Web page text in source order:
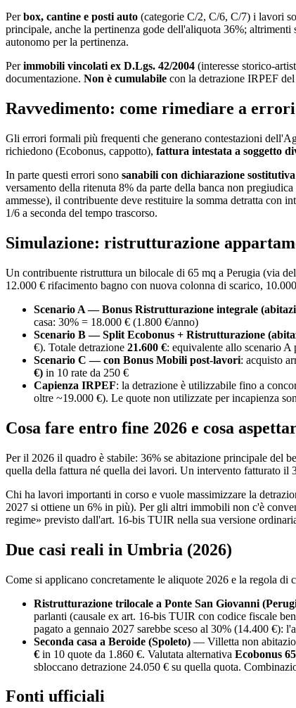
Perbox, cantine e posti auto (categorie C/2, C/6, C/7) i lavori
principale, anche la pertinenza gode dell'aliquota 36%;
autonomo per la pertinenza.
Perimmobili vincolati ex D.Lgs. 42/2004 (interesse storico-
documentazione. Non è cumulabile con la detrazione IRPEF
Ravvedimento: come rimediare a
Gli errori formali più frequenti che generano contestazioni
richiedono (Ecobonus, cappotto), fattura intestata a soggetto
In parte questi errori sono sanabili con dichiarazione sostitutiva
versamento della ritenuta 8% da parte della banca non
ammesse), il contribuente deve restituire la somma detratta con
1/6 a seconda del tempo trascorso.
Simulazione: ristrutturazione
Un contribuente ristruttura un bilocale di 65 mq a Perugia (via
12.000 € rifacimento bagno con nuova colonna di scarico,
Scenario A — Bonus Ristrutturazione integrale
casa: 30% = 18.000 € (1.800 €/anno)
Scenario B — Split Ecobonus + Ristrutturazione
€). Totale detrazione 21.600 €: equivalente allo scenario
Scenario C — con Bonus Mobili post-lavori: acquisto
€) in 10 rate da 250 €
Capienza IRPEF: la detrazione è utilizzabile fino a
oltre ~19.000 €). Le quote non utilizzate per incapienza
Cosa fare entro fine 2026 e cosa
Per il 2026 il quadro è stabile: 36% se abitazione principale
quella della fattura né quella dei lavori. Un intervento fatturato il
Chi ha lavori importanti in corso e vuole massimizzare la
2027 si ottiene un 6% in più). Per gli altri immobili non c'è
regime» previsto dall'art. 16-bis TUIR nella sua versione
Due casi reali in Umbria (2026)
Come si applicano concretamente le aliquote 2026 e la regola
Ristrutturazione trilocale a Ponte San Giovanni
parlanti (causale ex art. 16-bis TUIR con codice fiscale
pagato a gennaio 2027 sarebbe sceso al 30% (14.400 €):
Seconda casa a Beroide (Spoleto) — Villetta non
€ in 10 quote da 1.860 €. Valutata alternativa Ecobonus
sbloccano detrazione 24.050 € su quella quota.
Fonti ufficiali